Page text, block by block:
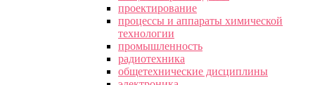
проектирование
процессы и аппараты химической
технологии
промышленность
радиотехника
общетехнические дисциплины